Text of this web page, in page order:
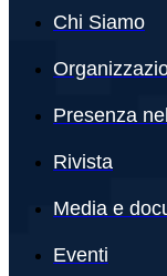
Chi Siamo
Presenza
Rivista
Media e
Eventi